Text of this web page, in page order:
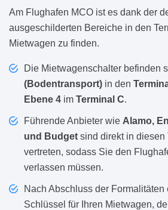
Am Flughafen MCO ist es dank der
ausgeschilderten Bereiche in den
Mietwagen zu finden.
Die Mietwagenschalter befinden
(Bodentransport) in den
Ebene 4 im Terminal C.
Führende Anbieter wie Alamo,
und Budget sind direkt in diesen
vertreten, sodass Sie den
verlassen müssen.
Nach Abschluss der
Schlüssel für Ihren Mietwagen,